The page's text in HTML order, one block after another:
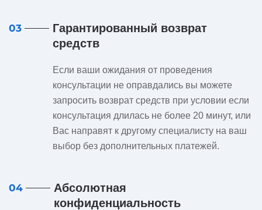
03
Гарантированный возврат
средств
Если ваши ожидания от проведения
консультации не оправдались вы можете
запросить возврат средств при условии если
консультация длилась не более 20 минут, или
Вас направят к другому специалисту на ваш
выбор без дополнительных платежей.
04
Абсолютная
конфиденциальность